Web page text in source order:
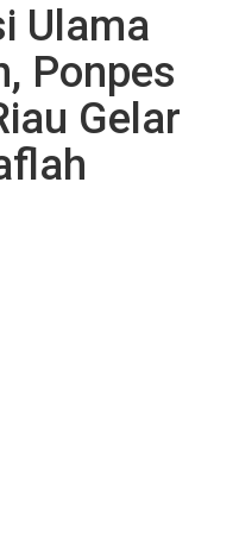
Ulama
Ponpes
Gelar